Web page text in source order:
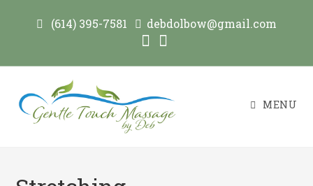
(614) 395-7581 debdolbow@gmail.com
MENU